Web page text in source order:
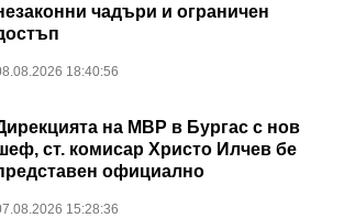
чадъри и ограничен
18:40:56
на МВР в Бургас с нов
ст. комисар Христо Илчев бе
официално
15:28:36